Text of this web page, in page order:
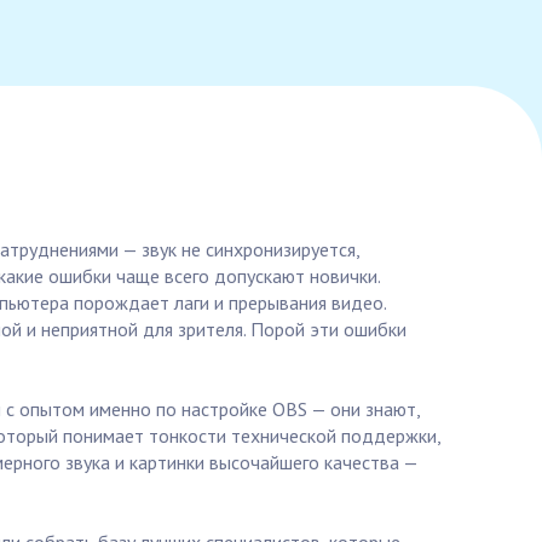
— звук не синхронизируется,
ошибки чаще всего допускают новички.
порождает лаги и прерывания видео.
и неприятной для зрителя. Порой эти ошибки
опытом именно по настройке OBS — они знают,
понимает тонкости технической поддержки,
звука и картинки высочайшего качества —